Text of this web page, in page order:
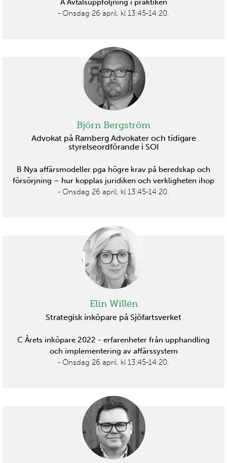
A Avtalsuppföljning i praktiken
- Onsdag 26 april, kl 13:45-14:20.
Björn Bergström
Advokat på Ramberg Advokater och tidigare
styrelseordförande i SOI
B Nya affärsmodeller pga högre krav på beredskap och
försörjning – hur kopplas juridiken och verkligheten ihop
- Onsdag 26 april, kl 13:45-14:20.
Elin Willén
Strategisk inköpare på Sjöfartsverket
C Årets inköpare 2022 - erfarenheter från upphandling
och implementering av affärssystem
- Onsdag 26 april, kl 13:45-14:20.